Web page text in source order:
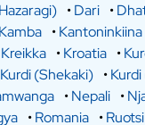
•Dari •
Kamba •Kantoninkiina
Kreikka •Kroatia •
Kurdi (Shekaki) •
•Nepali •
•Romania •Ruotsi